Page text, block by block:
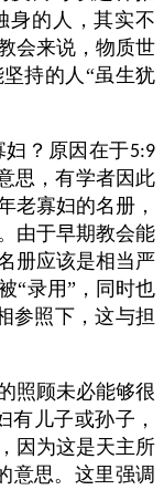
身的人，其实不
会来说，物质世
持的人“虽生犹
妇？原因在于5:9
思，有学者因此
老寡妇的名册，
由于早期教会能
册应该是相当严
“录用”，同时也
参照下，这与担
照顾未必能够很
有儿子或孙子，
因为这是天主所
意思。这里强调